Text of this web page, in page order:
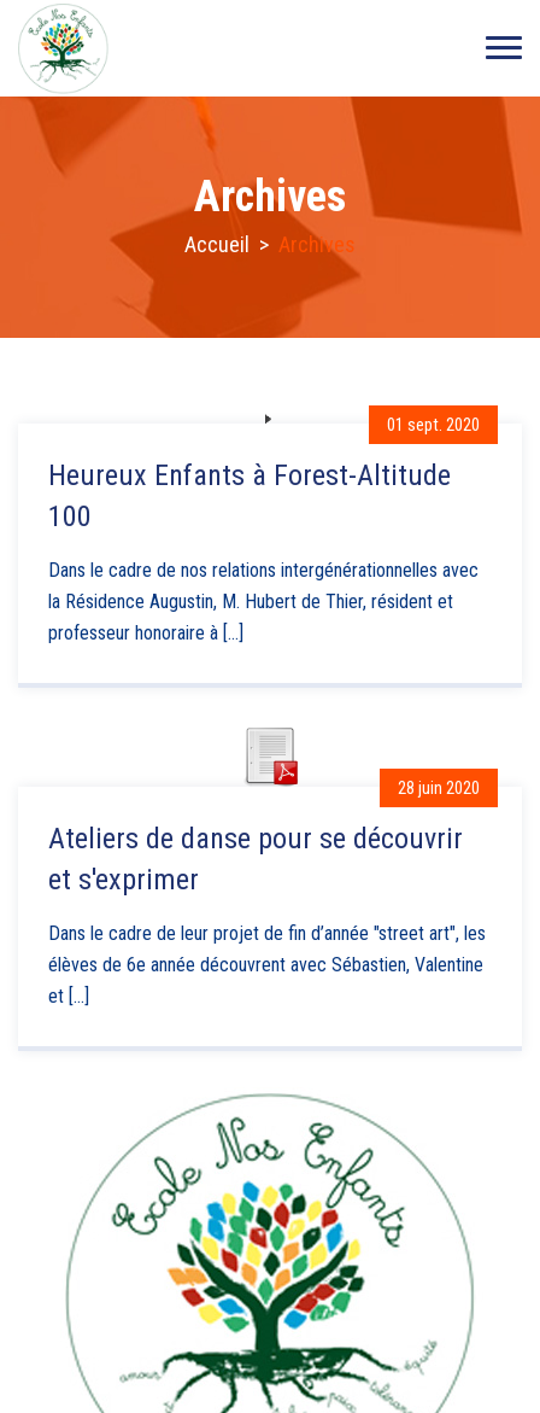
Archives
Accueil > Archives
01 sept. 2020
Heureux Enfants à Forest-Altitude
100
Dans le cadre de nos relations intergénérationnelles avec
la Résidence Augustin, M. Hubert de Thier, résident et
professeur honoraire à [...]
28 juin 2020
Ateliers de danse pour se découvrir
et s'exprimer
Dans le cadre de leur projet de fin d’année "street art", les
élèves de 6e année découvrent avec Sébastien, Valentine
et [...]